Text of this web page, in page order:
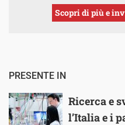
Scopri di più e
PRESENTE IN
Ricerca e
l’Italia e i